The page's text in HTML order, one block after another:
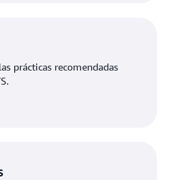
prácticas recomendadas